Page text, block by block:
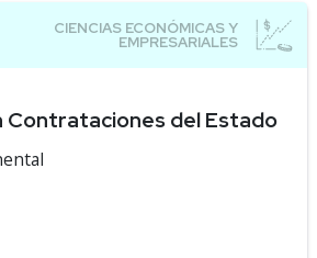
Contrataciones del Estado